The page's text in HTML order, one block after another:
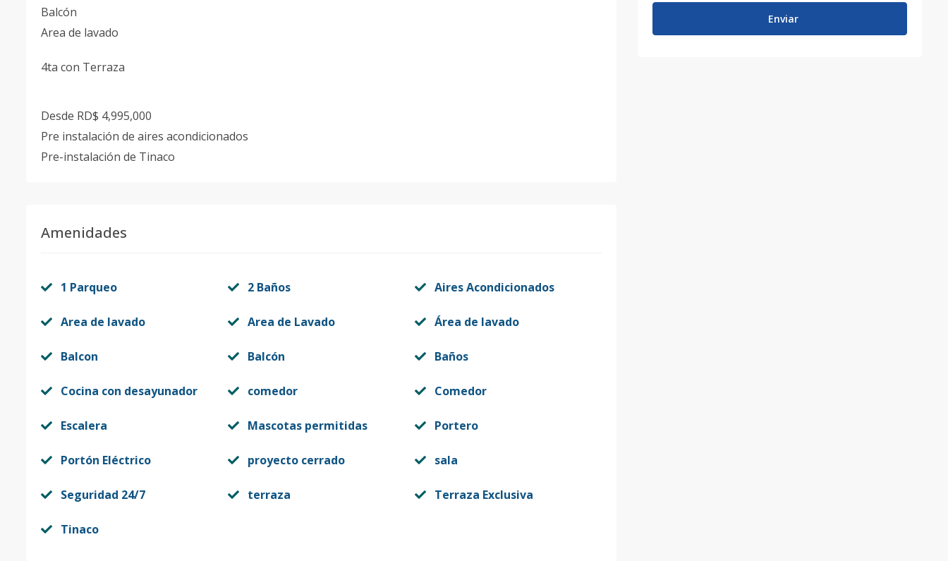
Balcón
Area de lavado
4ta con Terraza
Desde RD$ 4,995,000
Pre instalación de aires acondicionados
Pre-instalación de Tinaco
Amenidades
1 Parqueo 2 Baños Aires Acondicionados
Area de lavado Area de Lavado Área de lavado
Balcon Balcón Baños
Cocina con desayunador comedor Comedor
Escalera Mascotas permitidas Portero
Portón Eléctrico proyecto cerrado sala
Seguridad 24/7 terraza Terraza Exclusiva
Tinaco
Enviar